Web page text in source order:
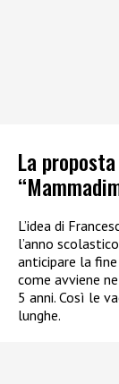
La
L’idea di
l’anno
anticipare la
come avviene
5 anni. Così le
lunghe.